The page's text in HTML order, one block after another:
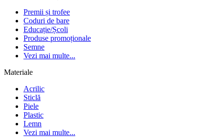
Premii și trofee
Coduri de bare
Educație/Școli
Produse promoționale
Semne
Vezi mai multe...
Materiale
Acrilic
Sticlă
Piele
Plastic
Lemn
Vezi mai multe...